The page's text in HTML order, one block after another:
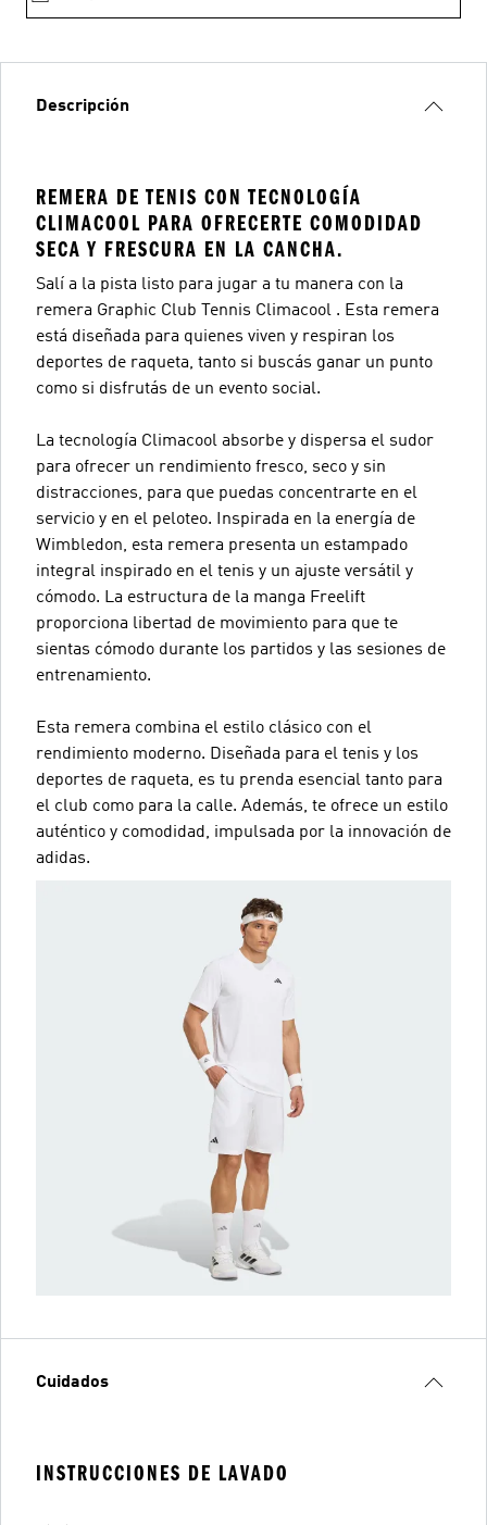
Descripción
REMERA DE TENIS CON TECNOLOGÍA
CLIMACOOL PARA OFRECERTE COMODIDAD
SECA Y FRESCURA EN LA CANCHA.
Salí a la pista listo para jugar a tu manera con la
remera Graphic Club Tennis Climacool . Esta remera
está diseñada para quienes viven y respiran los
deportes de raqueta, tanto si buscás ganar un punto
como si disfrutás de un evento social.
La tecnología Climacool absorbe y dispersa el sudor
para ofrecer un rendimiento fresco, seco y sin
distracciones, para que puedas concentrarte en el
servicio y en el peloteo. Inspirada en la energía de
Wimbledon, esta remera presenta un estampado
integral inspirado en el tenis y un ajuste versátil y
cómodo. La estructura de la manga Freelift
proporciona libertad de movimiento para que te
sientas cómodo durante los partidos y las sesiones de
entrenamiento.
Esta remera combina el estilo clásico con el
rendimiento moderno. Diseñada para el tenis y los
deportes de raqueta, es tu prenda esencial tanto para
el club como para la calle. Además, te ofrece un estilo
auténtico y comodidad, impulsada por la innovación de
adidas.
Cuidados
INSTRUCCIONES DE LAVADO